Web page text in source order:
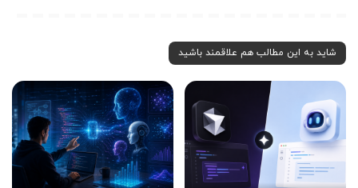
شاید به این مطالب هم علاقمند باشید